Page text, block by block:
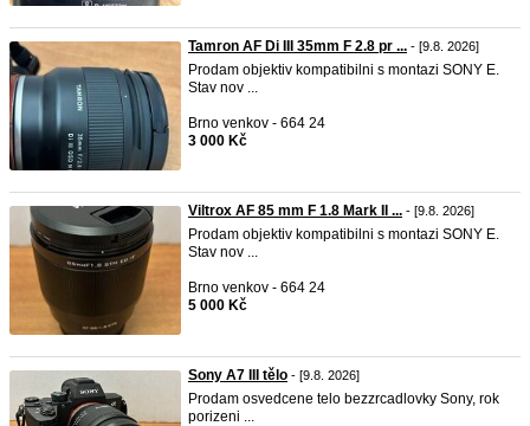
Tamron AF Di III 35mm F 2.8 pr ... - [9.8. 2026]
Prodam objektiv kompatibilni s montazi SONY E.
Stav nov ...
Brno venkov - 664 24
3 000 Kč
Viltrox AF 85 mm F 1.8 Mark II ... - [9.8. 2026]
Prodam objektiv kompatibilni s montazi SONY E.
Stav nov ...
Brno venkov - 664 24
5 000 Kč
Sony A7 III tělo - [9.8. 2026]
Prodam osvedcene telo bezzrcadlovky Sony, rok
porizeni ...